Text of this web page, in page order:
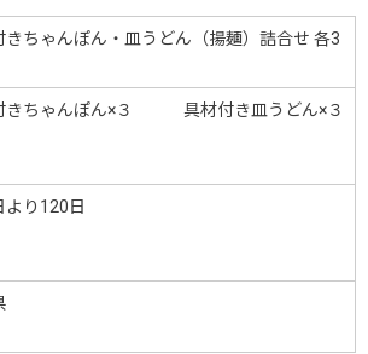
きちゃんぽん・皿うどん（揚麺）詰合せ 各3
きちゃんぽん×３ 具材付き皿うどん×３
より120日